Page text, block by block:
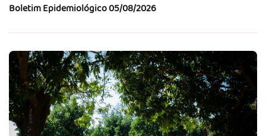
Boletim Epidemiológico 05/08/2026